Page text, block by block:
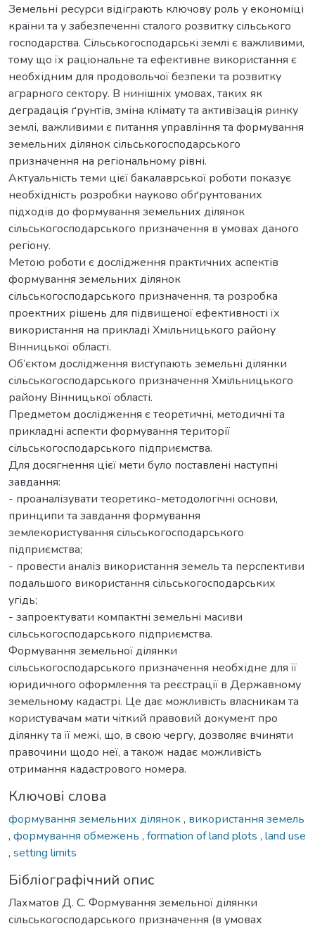
Земельні ресурси відіграють ключову роль у економіці
країни та у забезпеченні сталого розвитку сільського
господарства. Сільськогосподарські землі є важливими,
тому що їх раціональне та ефективне використання є
необхідним для продовольчої безпеки та розвитку
аграрного сектору. В нинішніх умовах, таких як
деградація ґрунтів, зміна клімату та активізація ринку
землі, важливими є питання управління та формування
земельних ділянок сільськогосподарського
призначення на регіональному рівні.
Актуальність теми цієї бакалаврської роботи показує
необхідність розробки науково обґрунтованих
підходів до формування земельних ділянок
сільськогосподарського призначення в умовах даного
регіону.
Метою роботи є дослідження практичних аспектів
формування земельних ділянок
сільськогосподарського призначення, та розробка
проектних рішень для підвищеної ефективності їх
використання на прикладі Хмільницького району
Вінницької області.
Об’єктом дослідження виступають земельні ділянки
сільськогосподарського призначення Хмільницького
району Вінницької області.
Предметом дослідження є теоретичні, методичні та
прикладні аспекти формування території
сільськогосподарського підприємства.
Для досягнення цієї мети було поставлені наступні
завдання:
- проаналізувати теоретико-методологічні основи,
принципи та завдання формування
землекористування сільськогосподарського
підприємства;
- провести аналіз використання земель та перспективи
подальшого використання сільськогосподарських
угідь;
- запроектувати компактні земельні масиви
сільськогосподарського підприємства.
Формування земельної ділянки
сільськогосподарського призначення необхідне для її
юридичного оформлення та реєстрації в Державному
земельному кадастрі. Це дає можливість власникам та
користувачам мати чіткий правовий документ про
ділянку та її межі, що, в свою чергу, дозволяє вчиняти
правочини щодо неї, а також надає можливість
отримання кадастрового номера.
Ключові слова
формування земельних ділянок, використання земель
, формування обмежень , formation of land plots , land use
, setting limits
Бібліографічний опис
Лахматов Д. С. Формування земельної ділянки
сільськогосподарського призначення (в умовах